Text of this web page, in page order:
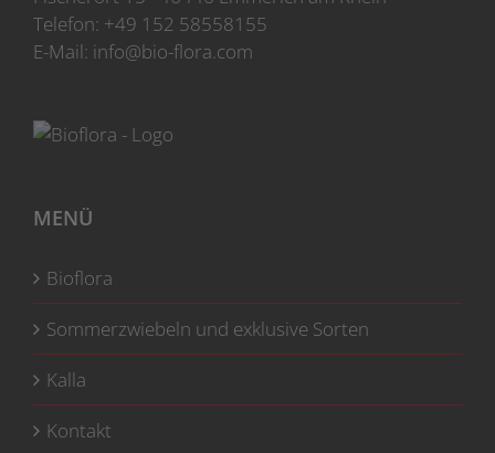
Produktseite
gewählt
werden
Telefon: +49 152 58558155
E-Mail: info@bio-flora.com
MENÜ
Bioflora
Sommerzwiebeln und exklusive Sorten
Kalla
Kontakt